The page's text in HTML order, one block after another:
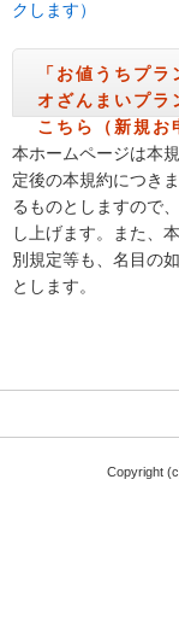
クします）
「お値うちプ
オざんまいプラ
こちら（新規お
本ホームページは本
定後の本規約につき
るものとしますので
し上げます。また、
別規定等も、名目の
とします。
Copyright